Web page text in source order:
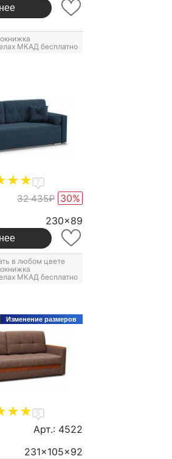
МКАД бесплатно
7
32 435₽ 30%
230x89
в любом цвете
МКАД бесплатно
Изменение размеров
5
Арт.: 4522
231x105x92